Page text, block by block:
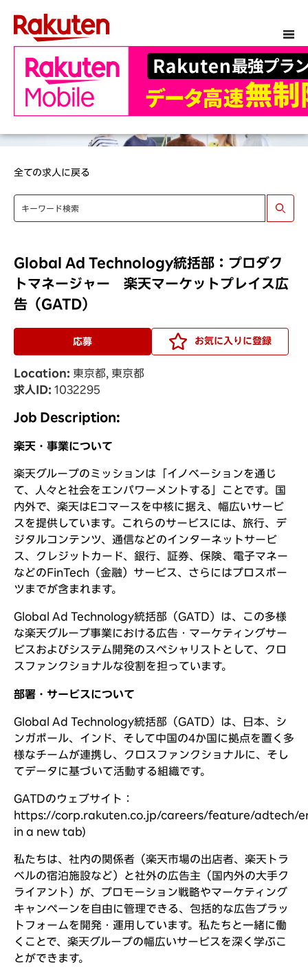
全ての求人に戻る
Global Ad Technology統括部：プロダク
トマネージャー 楽天マーケットプレイス広
告（GATD）
応募 お気に入りに登録
Location
東京都, 東京都
求人ID 1032295
Job Description:
楽天・事業について
楽天グループのミッションは「イノベーションを通じ
て、人々と社会をエンパワーメントする」ことです。国
内外で、楽天はEコマースを中核に据え、幅広いサービ
スを提供しています。これらのサービスには、旅行、デ
ジタルコンテンツ、通信などのインターネットサービ
ス、クレジットカード、銀行、証券、保険、電子マネー
などのFinTech（金融）サービス、さらにはプロスポー
ツまでが含まれます。
Global Ad Technology統括部 （GATD）は、この多様
な楽天グループ事業における広告・マーケティングサー
ビスおよびシステム開発のスペシャリストとして、クロ
スファンクショナルな役割を担っています。
部署・サービスについて
Global Ad Technology統括部 （GATD）は、日本、シ
ンガポール、インド、そして中国の4か国に拠点を置く多
様なチームが連携し、クロスファンクショナルに、そし
てデータに基づいて活動する組織です。
GATDのウェブサイト：
https://corp.rakuten.co.jp/careers/feature/adtech/
in a new tab)
私たちは、社内の関係者（楽天市場の出店者、楽天トラ
ベルの宿泊施設など）と社外の広告主（国内外の大手ク
ライアント）が、プロモーション戦略やマーケティング
キャンペーンを自由に管理できる、包括的な広告プラッ
トフォームを開発・運用しています。私たちと一緒に働
くことで、楽天グループの幅広いサービスを深く学ぶこ
とができます。